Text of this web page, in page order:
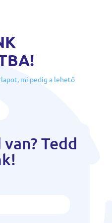
mi pedig a lehető
Tedd